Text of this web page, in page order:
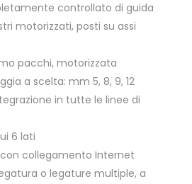
controllato di guida
motorizzati, posti su assi
pacchi, motorizzata
a scelta: mm 5, 8, 9, 12
in tutte le linee di
6 lati
collegamento Internet
o legature multiple, a